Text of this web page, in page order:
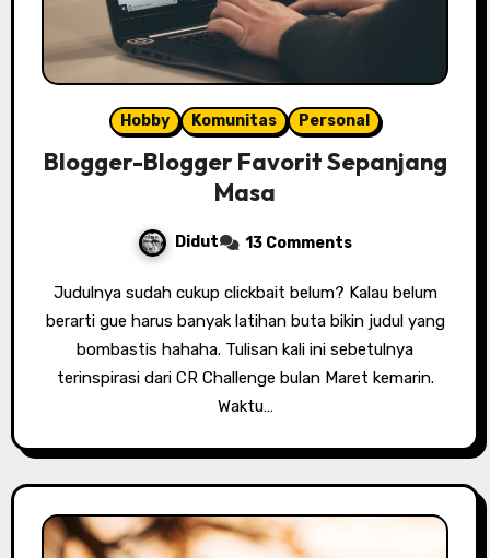
Hobby Komunitas Personal
Blogger-Blogger Favorit Sepanjang
Masa
Didut 13 Comments
Judulnya sudah cukup clickbait belum? Kalau belum
berarti gue harus banyak latihan buta bikin judul yang
bombastis hahaha. Tulisan kali ini sebetulnya
terinspirasi dari CR Challenge bulan Maret kemarin.
Waktu…